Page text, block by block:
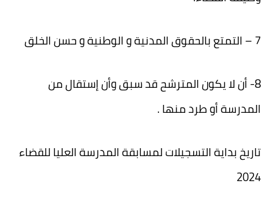
7 – التمتع بالحقوق المدنية و الوطنية و حسن الخلق
8- أن لا يكون المترشح قد سبق وأن إستقال من
المدرسة أو طرد منها .
تاريخ بداية التسجيلات لمسابقة المدرسة العليا للقضاء
2024